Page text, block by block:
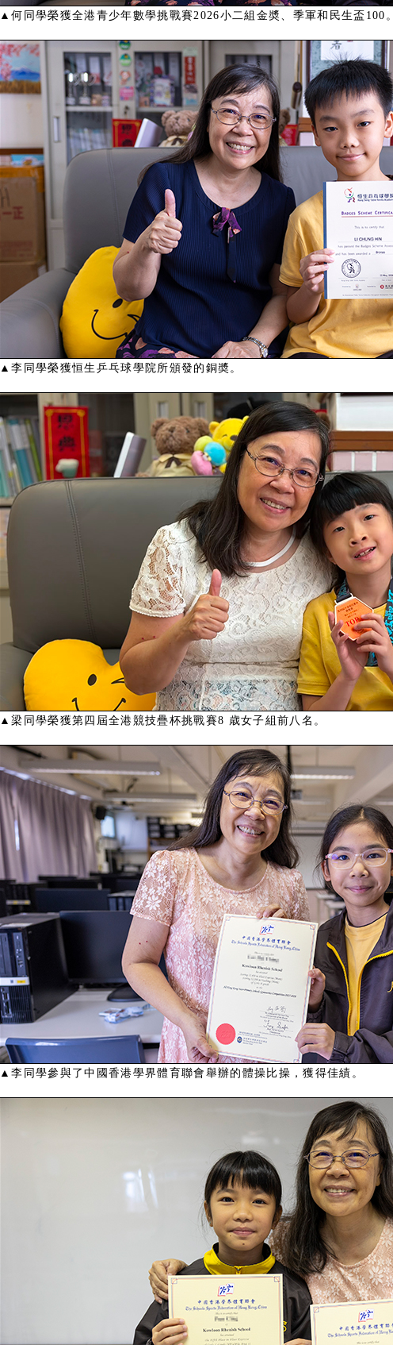
▲何同學榮獲全港青少年數學挑戰賽2026小二組金奬、季軍和民生盃100。
▲李同學榮獲恒生乒乓球學院所頒發的銅奬。
▲梁同學榮獲第四屆全港競技疊杯挑戰賽8 歳女子組前八名。
▲李同學參與了中國香港學界體育聯會舉辦的體操比操，獲得佳績。